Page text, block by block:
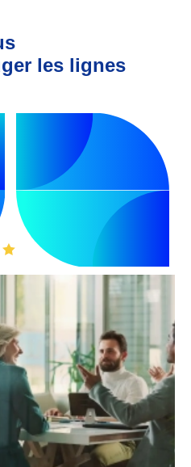
les lignes